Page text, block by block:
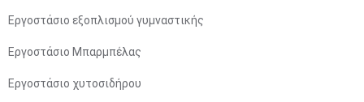
Εργοστάσιο εξοπλισμού γυμναστικής
Εργοστάσιο Μπαρμπέλας
Εργοστάσιο χυτοσιδήρου